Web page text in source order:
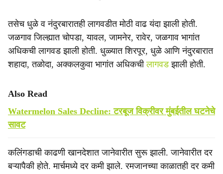
तसेच धुळे व नंदुरबारातही लागवडीत मोठी वाढ यंदा झाली होती.
जळगाव जिल्ह्यात चोपडा, यावल, जामनेर, रावेर, जळगाव भागांत
अधिकची लागवड झाली होती. धुळ्यात शिरपूर, धुळे आणि नंदुरबारात
शहादा, तळोदा, अक्कलकुवा भागांत अधिकचीलागवडझाली होती.
Also Read
Watermelon Sales Decline: टरबूज विक्रीवर मुंबईतील घटनेचे
सावट
कलिंगडाची काढणी खानदेशात जानेवारीत सुरू झाली. जानेवारीत दर
बऱ्यापैकी होते. मार्चमध्ये दर कमी झाले. रमजानच्या काळातही दर कमी